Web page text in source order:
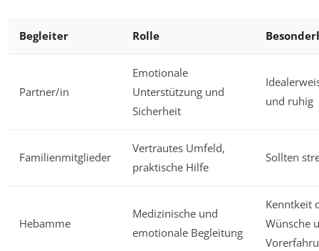
Begleiter Rolle
Partner/in
Emotionale
Unterstützung und
Sicherheit
und ruhig
Familienmitglieder
Vertrautes Umfeld,
praktische Hilfe
Sollten
Hebamme
Medizinische und
emotionale Begleitung
Kenntkeit
Wünsche